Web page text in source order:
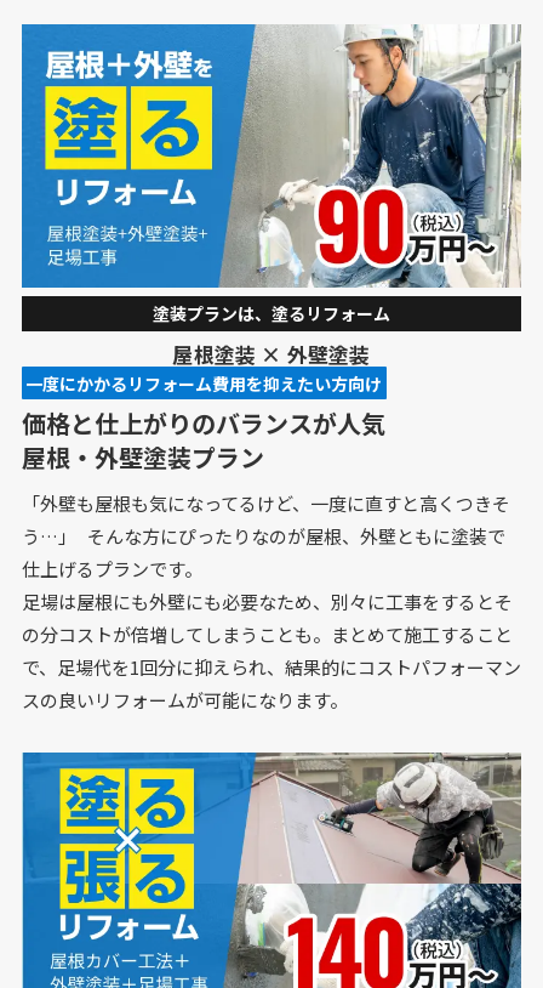
塗装プランは、塗るリフォーム
屋根塗装 × 外壁塗装
一度にかかるリフォーム費用を抑えたい方⁩向け
価格と仕上がりのバランスが人気
屋根・外壁塗装プラン
「外壁も屋根も気になってるけど、一度に直すと高くつきそ
う…」 そんな方にぴったりなのが屋根、外壁ともに塗装で
仕上げるプランです。
足場は屋根にも外壁にも必要なため、別々に工事をするとそ
の分コストが倍増してしまうことも。まとめて施工すること
で、足場代を1回分に抑えられ、結果的にコストパフォーマン
スの良いリフォームが可能になります。